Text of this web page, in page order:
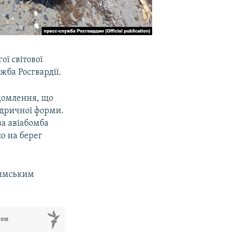
світової
Росгвардії.
що
форми.
авіабомба
на берег